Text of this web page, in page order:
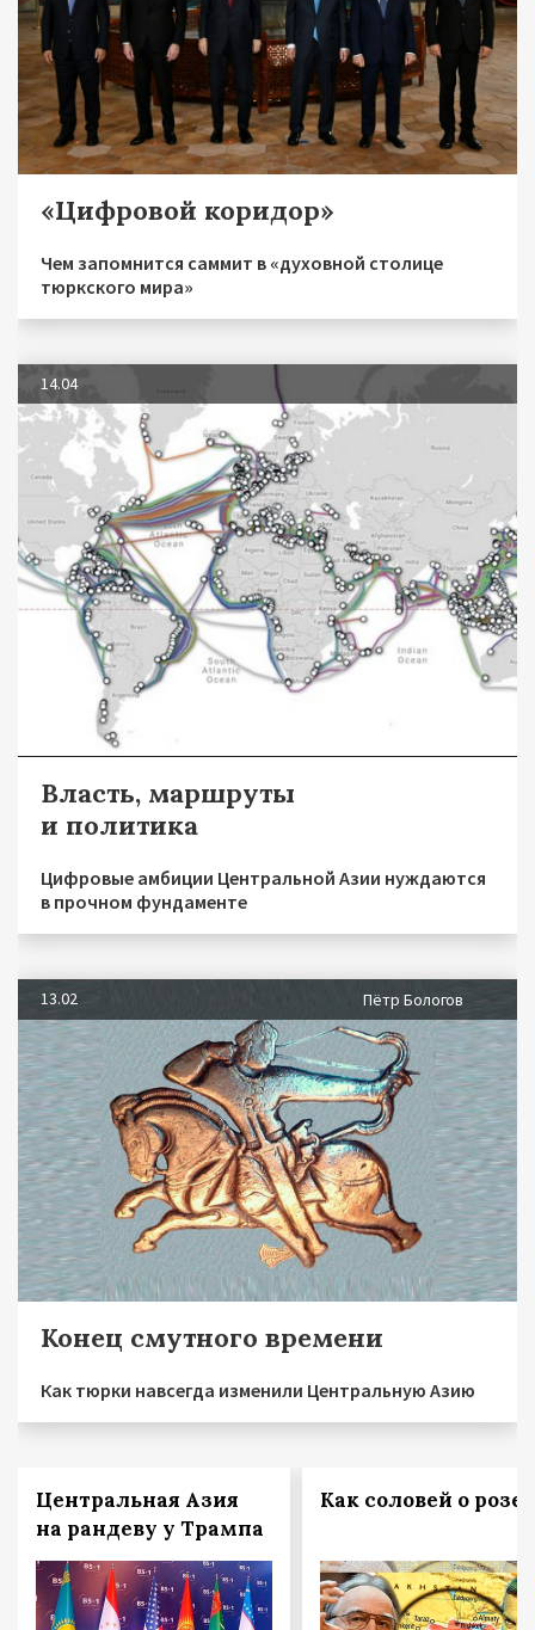
«Цифровой коридор»
Чем запомнится саммит в «духовной столице
тюркского мира»
14.04
Власть, маршруты
и политика
Цифровые амбиции Центральной Азии нуждаются
в прочном фундаменте
13.02 Пётр Бологов
Конец смутного времени
Как тюрки навсегда изменили Центральную Азию
Центральная Азия
на рандеву у Трампа
Как соловей о розе